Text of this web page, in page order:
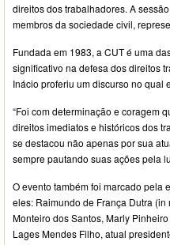
direitos dos trabalhadores. A
membros da sociedade civil,
Fundada em 1983, a CUT é uma
significativo na defesa dos direitos
Inácio proferiu um discurso no qual
“Foi com determinação e coragem
direitos imediatos e históricos dos
se destacou não apenas por sua
sempre pautando suas ações pela
O evento também foi marcado pela
eles: Raimundo de França Dutra
Monteiro dos Santos, Marly
Lages Mendes Filho, atual